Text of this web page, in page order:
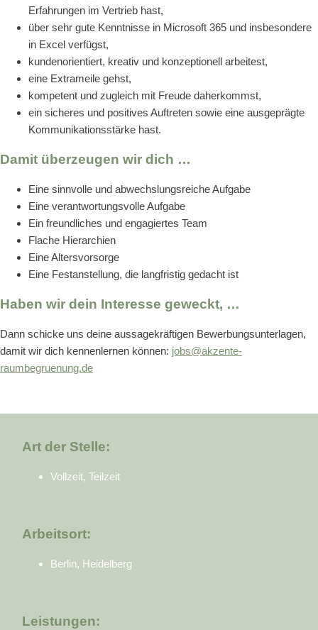
Erfahrungen im Vertrieb hast,
über sehr gute Kenntnisse in Microsoft 365 und insbesondere
in Excel verfügst,
kundenorientiert, kreativ und konzeptionell arbeitest,
eine Extrameile gehst,
kompetent und zugleich mit Freude daherkommst,
ein sicheres und positives Auftreten sowie eine ausgeprägte
Kommunikationsstärke hast.
Damit überzeugen wir dich …
Eine sinnvolle und abwechslungsreiche Aufgabe
Eine verantwortungsvolle Aufgabe
Ein freundliches und engagiertes Team
Flache Hierarchien
Eine Altersvorsorge
Eine Festanstellung, die langfristig gedacht ist
Haben wir dein Interesse geweckt, …
Dann schicke uns deine aussagekräftigen Bewerbungsunterlagen,
damit wir dich kennenlernen können: jobs@akzente-
raumbegruenung.de
Art der Stelle:
Vollzeit, Teilzeit
Arbeitsort:
Berlin, Heidelberg
Leistungen: